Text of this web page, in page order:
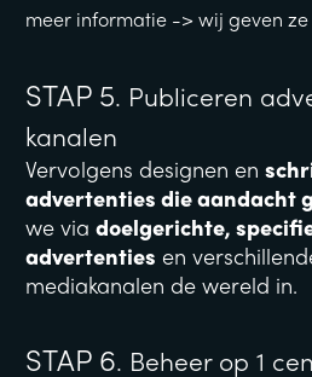
meer informatie -> wij geven
STAP 5. Publiceren
kanalen
Vervolgens designen en
advertenties die aandacht
we via doelgerichte,
advertenties en
mediakanalen de wereld in.
STAP 6. Beheer op 1